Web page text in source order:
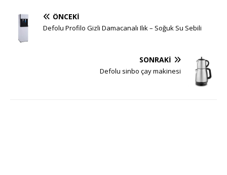
ÖNCEKI
Defolu Profilo Gizli Damacanalı Ilık – Soğuk Su Sebili
SONRAKI
Defolu sinbo çay makinesi